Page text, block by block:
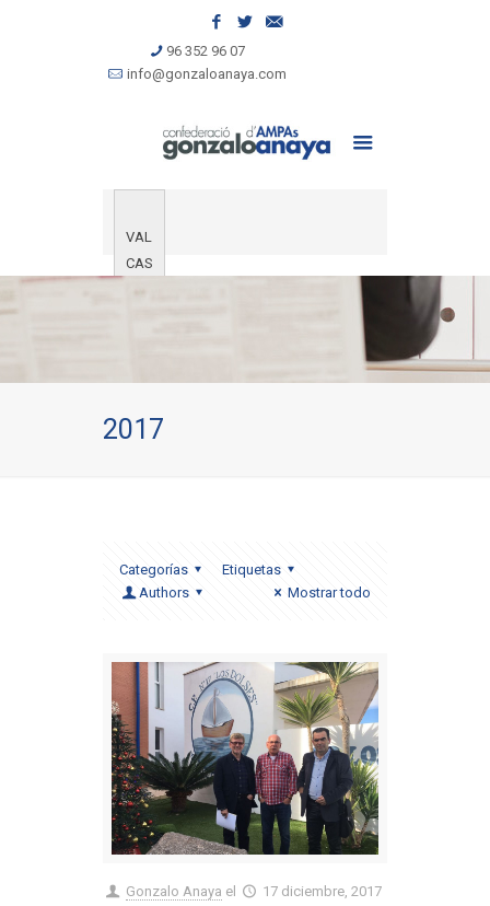
96 352 96 07
info@gonzaloanaya.com
VAL
CAS
2017
Categorías
Etiquetas
Authors
Mostrar todo
Gonzalo Anaya el 17 diciembre, 2017